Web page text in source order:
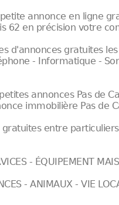
annonce en ligne
62 en précision votre
d'annonces gratuites
- Informatique -
annonces Pas de
immobilière Pas de
gratuites entre
- ÉQUIPEMENT
- ANIMAUX - VIE